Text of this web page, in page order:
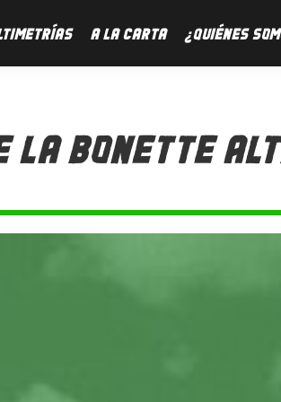
A LA CARTA ¿QUIÉNES
LA BONETTE